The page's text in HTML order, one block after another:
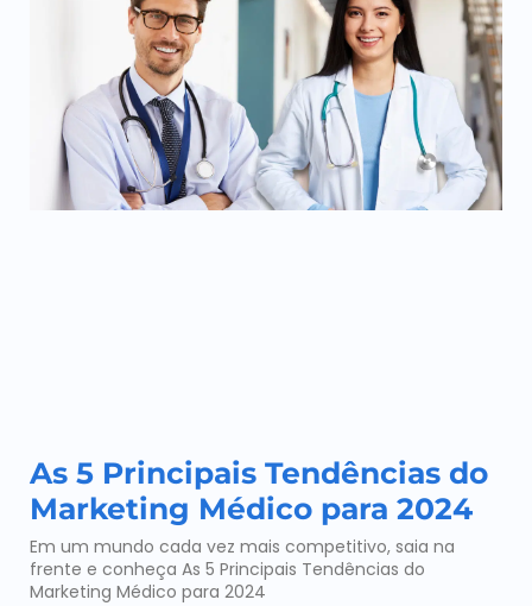
As 5 Principais Tendências do
Marketing Médico para 2024
Em um mundo cada vez mais competitivo, saia na
frente e conheça As 5 Principais Tendências do
Marketing Médico para 2024